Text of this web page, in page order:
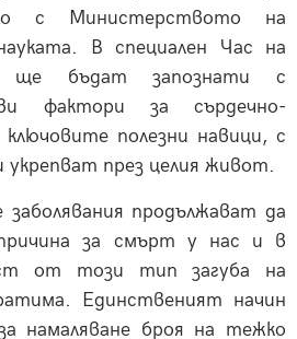
с Министерството на
В специален Час на
ще бъдат запознати с
фактори за сърдечно-
полезни навици, с
укрепват през целия живот.
продължават да
за смърт у нас и в
от този тип загуба на
Единственият начин
намаляване броя на тежко